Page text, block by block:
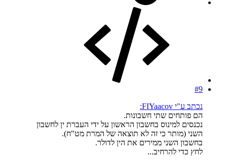
#9
נכתב ע"י FIYaacov:
הם פותחים שתי חשבונות.
נכנסים למינוס בחשבון הראשון על ידי העברת ין לחשבון
השני (מותר כי זה לא תוצאה של המרת מט"ח).
בחשבון השני ממירים את הין לדולר.
לחץ כדי להרחיב...